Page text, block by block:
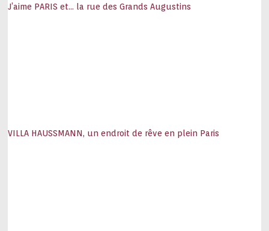
J’aime PARIS et… la rue des Grands Augustins
VILLA HAUSSMANN, un endroit de rêve en plein Paris